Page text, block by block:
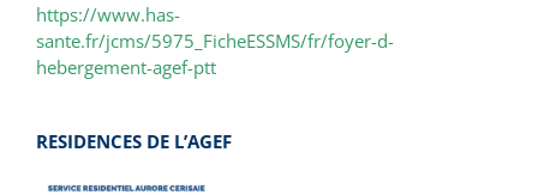
https://www.has-
sante.fr/jcms/5975_FicheESSMS/fr/foyer-d-
hebergement-agef-ptt
RESIDENCES DE L’AGEF